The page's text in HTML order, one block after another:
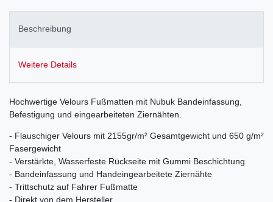
Beschreibung
Weitere Details
Hochwertige Velours Fußmatten mit Nubuk Bandeinfassung,
Befestigung und eingearbeiteten Ziernähten.
- Flauschiger Velours mit 2155gr/m² Gesamtgewicht und 650 g/m²
Fasergewicht
- Verstärkte, Wasserfeste Rückseite mit Gummi Beschichtung
- Bandeinfassung und Handeingearbeitete Ziernähte
- Trittschutz auf Fahrer Fußmatte
- Direkt von dem Hersteller